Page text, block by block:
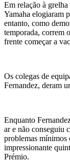
Em relação à
Yamaha elogiaram
entanto, como
temporada, correm
frente começar a
Os colegas de
Fernandez, deram
Enquanto
ar e não conseguiu
problemas mínimos
impressionante
Prémio.